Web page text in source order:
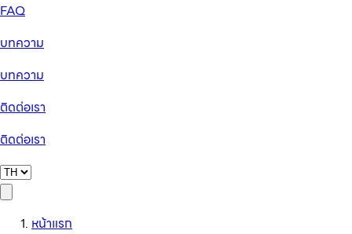
FAQ
บทความ
บทความ
ติดต่อเรา
ติดต่อเรา
หน้าแรก